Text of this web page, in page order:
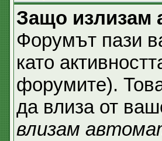
Защо излизам
Форумът пази
като
форумите).
да влиза от
влизам